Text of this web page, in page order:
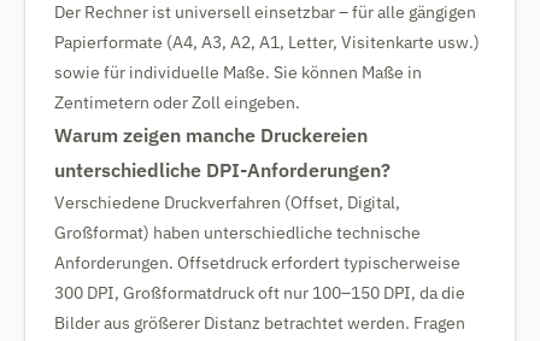
Der Rechner ist universell einsetzbar – für alle gängigen
Papierformate (A4, A3, A2, A1, Letter, Visitenkarte usw.)
sowie für individuelle Maße. Sie können Maße in
Zentimetern oder Zoll eingeben.
Warum zeigen manche Druckereien
unterschiedliche DPI-Anforderungen?
Verschiedene Druckverfahren (Offset, Digital,
Großformat) haben unterschiedliche technische
Anforderungen. Offsetdruck erfordert typischerweise
300 DPI, Großformatdruck oft nur 100–150 DPI, da die
Bilder aus größerer Distanz betrachtet werden. Fragen